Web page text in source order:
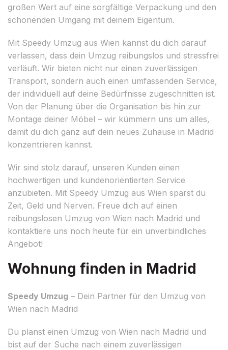
großen Wert auf eine sorgfältige Verpackung und den
schonenden Umgang mit deinem Eigentum.
Mit Speedy Umzug aus Wien kannst du dich darauf
verlassen, dass dein Umzug reibungslos und stressfrei
verläuft. Wir bieten nicht nur einen zuverlässigen
Transport, sondern auch einen umfassenden Service,
der individuell auf deine Bedürfnisse zugeschnitten ist.
Von der Planung über die Organisation bis hin zur
Montage deiner Möbel – wir kümmern uns um alles,
damit du dich ganz auf dein neues Zuhause in Madrid
konzentrieren kannst.
Wir sind stolz darauf, unseren Kunden einen
hochwertigen und kundenorientierten Service
anzubieten. Mit Speedy Umzug aus Wien sparst du
Zeit, Geld und Nerven. Freue dich auf einen
reibungslosen Umzug von Wien nach Madrid und
kontaktiere uns noch heute für ein unverbindliches
Angebot!
Wohnung finden in Madrid
Speedy Umzug – Dein Partner für den Umzug von
Wien nach Madrid
Du planst einen Umzug von Wien nach Madrid und
bist auf der Suche nach einem zuverlässigen